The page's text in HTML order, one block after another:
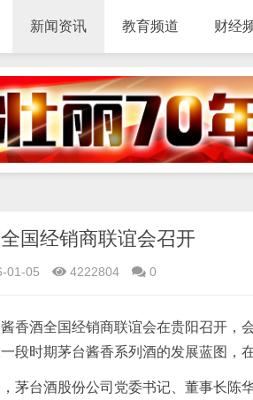
新闻资讯 教育频道 财经
国经销商联谊会召开
01-05 4222804 0
香酒全国经销商联谊会在贵阳召开
段时期茅台酱香系列酒的发展蓝图，
，茅台酒股份公司党委书记 、董事长陈